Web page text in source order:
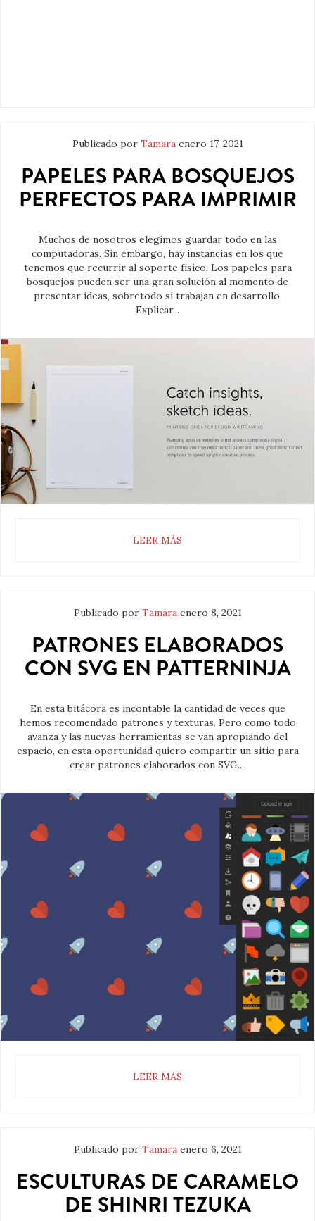
Publicado por Tamara enero 17, 2021
PAPELES PARA BOSQUEJOS
PERFECTOS PARA IMPRIMIR
Muchos de nosotros elegimos guardar todo en las
computadoras. Sin embargo, hay instancias en los que
tenemos que recurrir al soporte físico. Los papeles para
bosquejos pueden ser una gran solución al momento de
presentar ideas, sobretodo si trabajan en desarrollo.
Explicar...
LEER MÁS
Publicado por Tamara enero 8, 2021
PATRONES ELABORADOS
CON SVG EN PATTERNINJA
En esta bitácora es incontable la cantidad de veces que
hemos recomendado patrones y texturas. Pero como todo
avanza y las nuevas herramientas se van apropiando del
espacio, en esta oportunidad quiero compartir un sitio para
crear patrones elaborados con SVG....
LEER MÁS
Publicado por Tamara enero 6, 2021
ESCULTURAS DE CARAMELO
DE SHINRI TEZUKA